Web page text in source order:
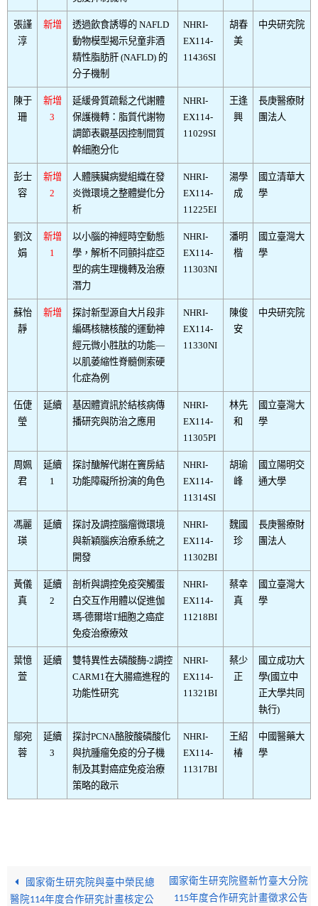
張謹
淳
新增
透過飲食誘導的 NAFLD
動物模型揭示兒童非酒
精性脂肪肝 (NAFLD) 的
分子機制
NHRI-
EX114-
11436SI
胡春
美
中央研究院
陳于
珊
新增
3
延緩骨質疏鬆之代謝體
保護機轉：脂質代謝物
調節表觀基因控制間質
幹細胞分化
NHRI-
EX114-
11029SI
王逢
興
長庚醫療財
團法人
彭士
容
新增
2
人體胰臟病變組織在發
炎微環境之整體變化分
析
NHRI-
EX114-
11225EI
湯學
成
國立清華大
學
劉汶
娟
新增
1
以小腦的神經時空動態
學，解析不同顫抖症亞
型的病生理機轉及治療
潛力
NHRI-
EX114-
11303NI
潘明
楷
國立臺灣大
學
蘇怡
靜
新增
探討新型源自大片段非
編碼核糖核酸的運動神
經元微小胜肽的功能—
以肌萎縮性脊髓側索硬
化症為例
NHRI-
EX114-
11330NI
陳俊
安
中央研究院
伍倢
瑩
延續
基因體資訊於結核病傳
播研究與防治之應用
NHRI-
EX114-
11305PI
林先
和
國立臺灣大
學
周姵
君
延續
1
探討醣解代謝在竇房結
功能障礙所扮演的角色
NHRI-
EX114-
11314SI
胡瑜
峰
國立陽明交
通大學
馮麗
瑛
延續
探討及調控腦瘤微環境
與新穎腦疾治療系統之
開發
NHRI-
EX114-
11302BI
魏國
珍
長庚醫療財
團法人
黃儀
真
延續
2
剖析與調控免疫突觸蛋
白交互作用體以促進伽
瑪-德爾塔T細胞之癌症
免疫治療療效
NHRI-
EX114-
11218BI
蔡幸
真
國立臺灣大
學
葉憶
萱
延續
雙特異性去磷酸酶-2調控
CARM1在大腸癌進程的
功能性研究
NHRI-
EX114-
11321BI
蔡少
正
國立成功大
學(國立中
正大學共同
執行)
鄔宛
蓉
延續
3
探討PCNA酪胺酸磷酸化
與抗腫瘤免疫的分子機
制及其對癌症免疫治療
策略的啟示
NHRI-
EX114-
11317BI
王紹
椿
中國醫藥大
學
國家衛生研究院與臺中榮民總
醫院114年度合作研究計畫核定公
國家衛生研究院暨新竹臺大分院
115年度合作研究計畫徵求公告